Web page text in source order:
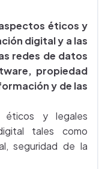
éticos y
digital y a las
redes de datos
propiedad
y de las
y legales
tales como
seguridad de la